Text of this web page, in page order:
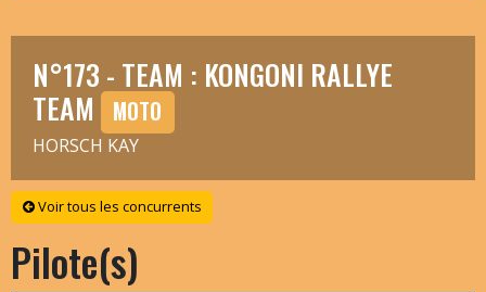
N°173 - TEAM : KONGONI RALLYE
TEAM MOTO
HORSCH KAY
Voir tous les concurrents
Pilote(s)